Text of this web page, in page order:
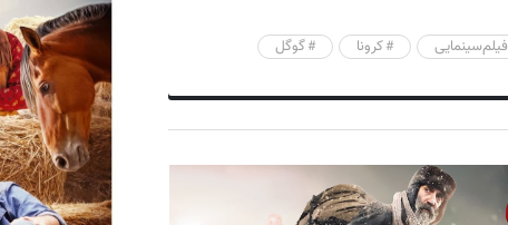
فیلم‌سینمایی کرونا
گوگل